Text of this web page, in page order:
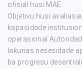
ofisiál husi MAE.
Objetivu husi
kapasidade
operasional
lakunas nesesidade
ba progresu